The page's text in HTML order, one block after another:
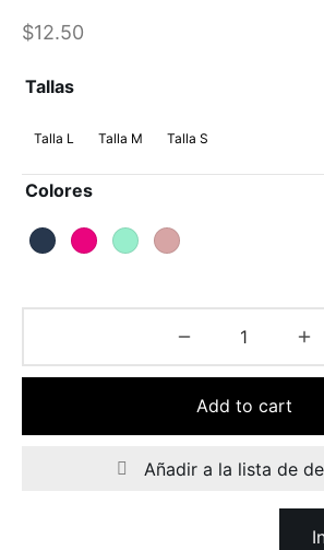
$12.50
Tallas
Talla L Talla M Talla S
Colores
Add to cart
Añadir a la lista de